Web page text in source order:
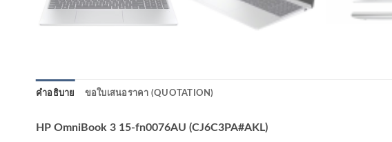
คำอธิบาย ขอใบเสนอราคา (QUOTATION)
HP OmniBook 3 15-fn0076AU (CJ6C3PA#AKL)